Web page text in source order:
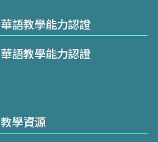
華語教學能力認證
華語教學能力認證
教學資源